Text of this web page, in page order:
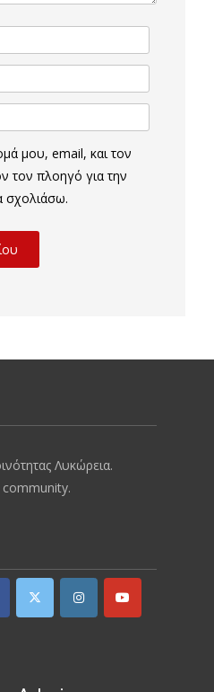
μου, email, και τον
τον πλοηγό για την
Λυκώρεια.